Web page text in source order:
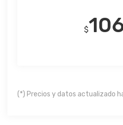
$
(*) Precios y datos actualizado